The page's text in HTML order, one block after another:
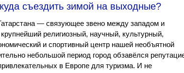
съездить зимой на выходные?
— связующее звено между западом и
религиозный, научный, культурный,
и спортивный центр нашей необъятной
небольшой период город обзавёлся
в Европе для туризма. И не